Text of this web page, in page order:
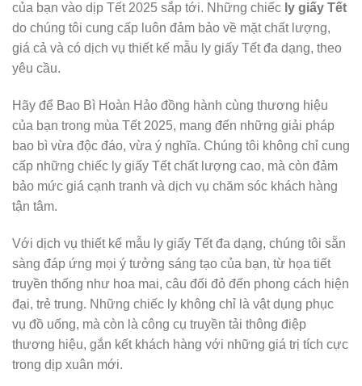
của bạn vào dịp Tết 2025 sắp tới. Những chiếc ly giấy Tết
do chúng tôi cung cấp luôn đảm bảo về mặt chất lượng,
giá cả và có dịch vụ thiết kế mẫu ly giấy Tết đa dạng, theo
yêu cầu.
Hãy để Bao Bì Hoàn Hảo đồng hành cùng thương hiệu
của bạn trong mùa Tết 2025, mang đến những giải pháp
bao bì vừa độc đáo, vừa ý nghĩa. Chúng tôi không chỉ cung
cấp những chiếc ly giấy Tết chất lượng cao, mà còn đảm
bảo mức giá cạnh tranh và dịch vụ chăm sóc khách hàng
tận tâm.
Với dịch vụ thiết kế mẫu ly giấy Tết đa dạng, chúng tôi sẵn
sàng đáp ứng mọi ý tưởng sáng tạo của bạn, từ họa tiết
truyền thống như hoa mai, câu đối đỏ đến phong cách hiện
đại, trẻ trung. Những chiếc ly không chỉ là vật dụng phục
vụ đồ uống, mà còn là công cụ truyền tải thông điệp
thương hiệu, gắn kết khách hàng với những giá trị tích cực
trong dịp xuân mới.